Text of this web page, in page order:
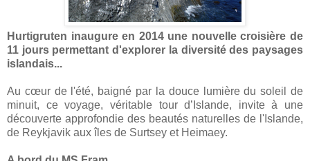
Hurtigruten inaugure en 2014 une nouvelle croisière de
11 jours permettant d'explorer la diversité des paysages
islandais...
Au cœur de l'été, baigné par la douce lumière du soleil de
minuit, ce voyage, véritable tour d’Islande, invite à une
découverte approfondie des beautés naturelles de l'Islande,
de Reykjavik aux îles de Surtsey et Heimaey.